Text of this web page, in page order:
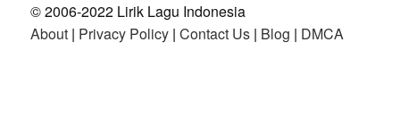
© 2006-2022 Lirik Lagu Indonesia
About| Privacy Policy| Contact Us| Blog | DMCA